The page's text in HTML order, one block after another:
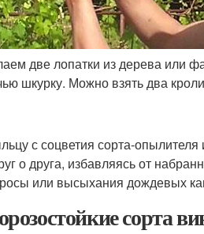
две лопатки из дерева или
шкурку. Можно взять два
с соцветия сорта-
о друга, избавляясь от
или высыхания дождевых
сорта